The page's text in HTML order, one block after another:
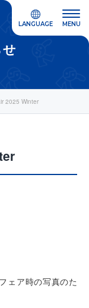
LANGUAGE MENU
2025 Winter
ェア時の写真のた